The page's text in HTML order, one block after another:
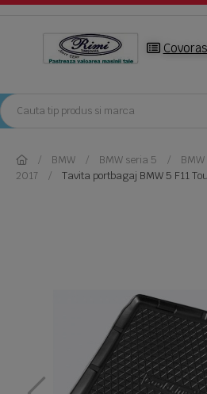
BMW BMW seria 5
2017
Tavita portbagaj BMW 5 F11